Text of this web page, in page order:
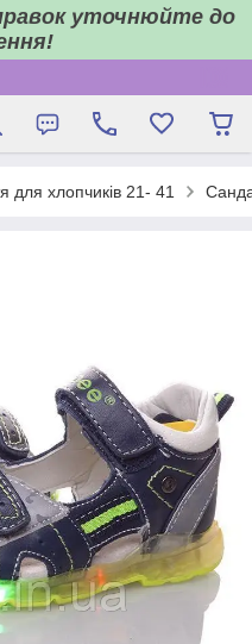
уточнюйте до
для хлопчиків 21- 41